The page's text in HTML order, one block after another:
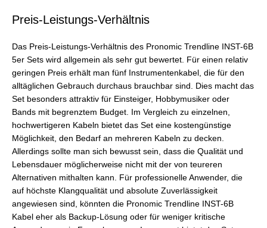
Preis-Leistungs-Verhältnis
Das Preis-Leistungs-Verhältnis des Pronomic Trendline INST-6B
5er Sets wird allgemein als sehr gut bewertet. Für einen relativ
geringen Preis erhält man fünf Instrumentenkabel, die für den
alltäglichen Gebrauch durchaus brauchbar sind. Dies macht das
Set besonders attraktiv für Einsteiger, Hobbymusiker oder
Bands mit begrenztem Budget. Im Vergleich zu einzelnen,
hochwertigeren Kabeln bietet das Set eine kostengünstige
Möglichkeit, den Bedarf an mehreren Kabeln zu decken.
Allerdings sollte man sich bewusst sein, dass die Qualität und
Lebensdauer möglicherweise nicht mit der von teureren
Alternativen mithalten kann. Für professionelle Anwender, die
auf höchste Klangqualität und absolute Zuverlässigkeit
angewiesen sind, könnten die Pronomic Trendline INST-6B
Kabel eher als Backup-Lösung oder für weniger kritische